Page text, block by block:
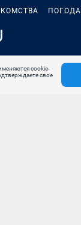
ПОГОДА
cookie-
свое